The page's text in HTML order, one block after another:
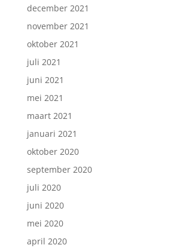
december 2021
november 2021
oktober 2021
juli 2021
juni 2021
mei 2021
maart 2021
januari 2021
oktober 2020
september 2020
juli 2020
juni 2020
mei 2020
april 2020